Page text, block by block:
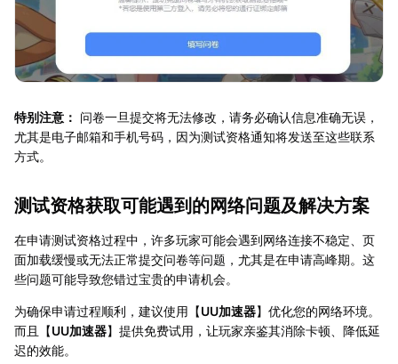
特别注意： 问卷一旦提交将无法修改，请务必确认信息准确无误，
尤其是电子邮箱和手机号码，因为测试资格通知将发送至这些联系
方式。
测试资格获取可能遇到的网络问题及解决方案
在申请测试资格过程中，许多玩家可能会遇到网络连接不稳定、页
面加载缓慢或无法正常提交问卷等问题，尤其是在申请高峰期。这
些问题可能导致您错过宝贵的申请机会。
为确保申请过程顺利，建议使用【UU加速器】优化您的网络环境。
而且【UU加速器】提供免费试用，让玩家亲鉴其消除卡顿、降低延
迟的效能。